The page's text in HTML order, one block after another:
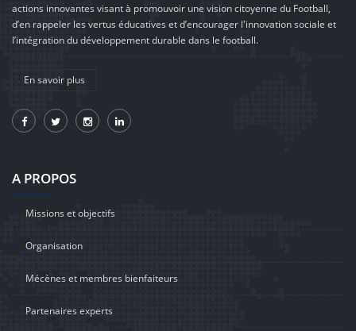
actions innovantes visant à promouvoir une vision citoyenne du Football,
d’en rappeler les vertus éducatives et d’encourager l'innovation sociale et
l’intégration du développement durable dans le football.
En savoir plus
A PROPOS
Missions et objectifs
Organisation
Mécènes et membres bienfaiteurs
Partenaires experts